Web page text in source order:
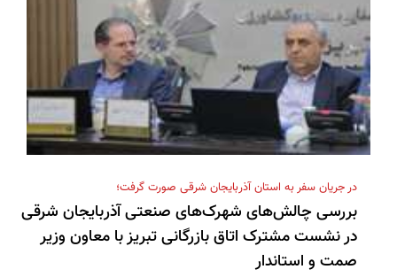
در جریان سفر به استان آذربایجان شرقی صورت گرفت؛
بررسی چالش‌های شهرک‌های صنعتی آذربایجان شرقی
در نشست مشترک اتاق بازرگانی تبریز با معاون وزیر
صمت و استاندار